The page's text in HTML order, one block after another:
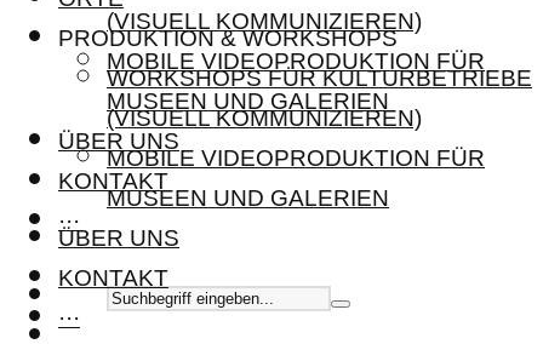
(VISUELL KOMMUNIZIEREN)
MOBILE VIDEOPRODUKTION FÜR
MUSEEN UND GALERIEN
ÜBER UNS
KONTAKT
···
PRODUKTION & WORKSHOPS
WORKSHOPS FÜR KULTURBETRIEBE
(VISUELL KOMMUNIZIEREN)
MOBILE VIDEOPRODUKTION FÜR
MUSEEN UND GALERIEN
ÜBER UNS
KONTAKT
···